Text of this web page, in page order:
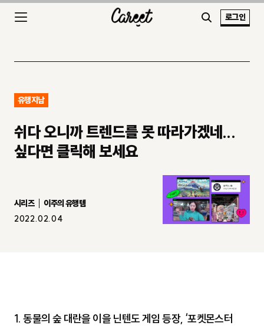
로그인
유행지남
쉬다 오니까 트렌드를 못 따라가겠네...
싶다면 클릭해 보세요
시리즈
이주의 유행템
2022.02.04
1. 동물의 숲 대란을 이을 닌텐도 게임 등장, ‘포켓몬스터